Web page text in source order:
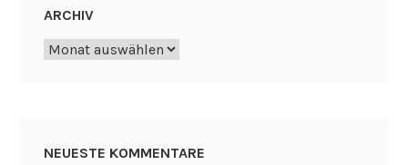
ARCHIV
Archiv
NEUESTE KOMMENTARE